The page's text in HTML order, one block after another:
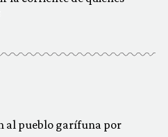
al pueblo garífuna por